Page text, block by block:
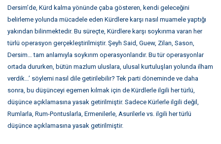
Dersim’de, Kürd kalma yönünde çaba gösteren, kendi geleceğini
belirleme yolunda mücadele eden Kürdlere karşı nasıl muamele yaptığı
yakından bilinmektedir. Bu süreçte, Kürdlere karşı soykırıma varan her
türlü operasyon gerçekleştirilmiştir. Şeyh Said, Guew, Zilan, Sason,
Dersim… tam anlamıyla soykırım operasyonlarıdır. Bu tür operasyonlar
ortada dururken, bütün mazlum uluslara, ulusal kurtuluşları yolunda ilham
verdik…’ söylemi nasıl dile getirilebilir? Tek parti döneminde ve daha
sonra, bu düşünceyi egemen kılmak için de Kürdlerle ilgili her türlü,
düşünce açıklamasına yasak getirilmiştir. Sadece Kürlerle ilgili değil,
Rumlarla, Rum-Pontuslarla, Ermenilerle, Asurilerle vs. ilgili her türlü
düşünce açıklamasına yasak getirilmiştir.